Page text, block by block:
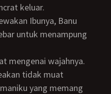
keluar.
untuk menampung
tidak muat
yang memang